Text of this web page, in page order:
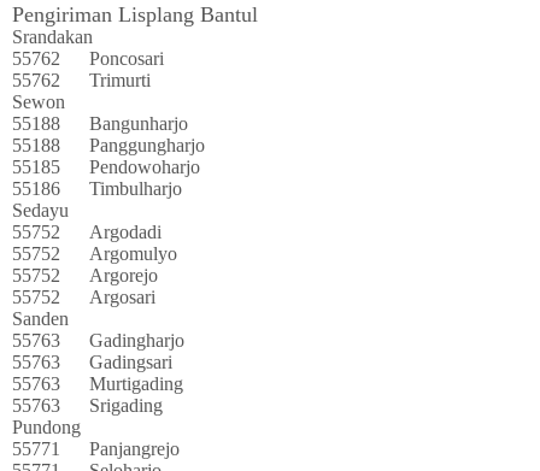
Pengiriman Lisplang Bantul
Srandakan
55762
Poncosari
55762
Trimurti
Sewon
55188
Bangunharjo
55188
Panggungharjo
55185
Pendowoharjo
55186
Timbulharjo
Sedayu
55752
Argodadi
55752
Argomulyo
55752
Argorejo
55752
Argosari
Sanden
55763
Gadingharjo
55763
Gadingsari
55763
Murtigading
55763
Srigading
Pundong
55771
Panjangrejo